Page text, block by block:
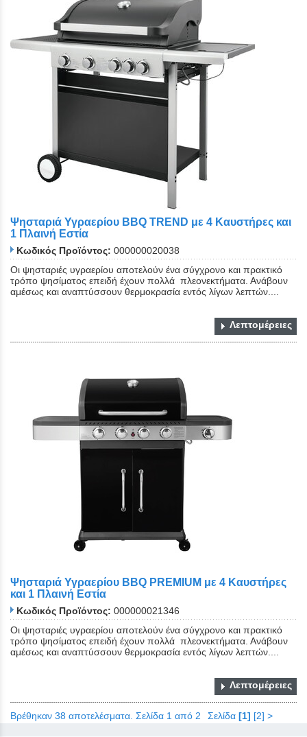
Ψησταριά Υγραερίου BBQ TREND με 4 Καυστήρες και
1 Πλαινή Εστία
Κωδικός Προϊόντος: 000000020038
Οι ψησταριές υγραερίου αποτελούν ένα σύγχρονο και πρακτικό
τρόπο ψησίματος επειδή έχουν πολλά πλεονεκτήματα. Ανάβουν
αμέσως και αναπτύσσουν θερμοκρασία εντός λίγων λεπτών....
Λεπτομέρειες
Ψησταριά Υγραερίου BBQ PREMIUM με 4 Καυστήρες
και 1 Πλαινή Εστία
Κωδικός Προϊόντος: 000000021346
Οι ψησταριές υγραερίου αποτελούν ένα σύγχρονο και πρακτικό
τρόπο ψησίματος επειδή έχουν πολλά πλεονεκτήματα. Ανάβουν
αμέσως και αναπτύσσουν θερμοκρασία εντός λίγων λεπτών....
Λεπτομέρειες
Βρέθηκαν 38 αποτελέσματα. Σελίδα 1 από 2 Σελίδα [1] [2] >